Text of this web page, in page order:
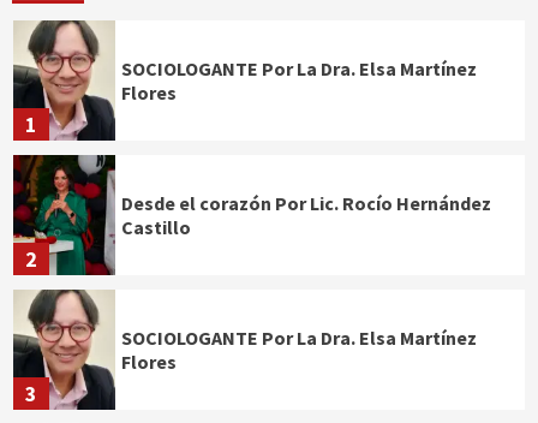
1
SOCIOLOGANTE Por La Dra. Elsa Martínez
Flores
2
Desde el corazón Por Lic. Rocío Hernández
Castillo
3
SOCIOLOGANTE Por La Dra. Elsa Martínez
Flores